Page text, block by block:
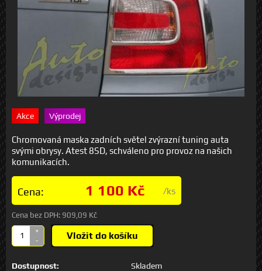
Akce Výprodej
Chromovaná maska zadních světel zvýrazní tuning auta
svými obrysy. Atest 8SD, schváleno pro provoz na našich
komunikacích.
Cena: 1 100 Kč /ks
Cena bez DPH: 909,09 Kč
+
-
Vložit do košíku
Dostupnost:
Skladem